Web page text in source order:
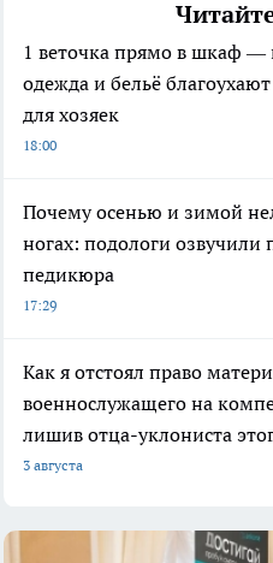
1 веточка прямо в шкаф —
одежда и бельё
для хозяек
18:00
Почему осенью и зимой
ногах: подологи озвучили
педикюра
17:29
Как я отстоял право
военнослужащего на
лишив отца-уклониста
3 августа